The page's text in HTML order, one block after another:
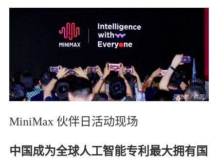
MiniMax 伙伴日活动现场
中国成为全球人工智能专利最大拥有国